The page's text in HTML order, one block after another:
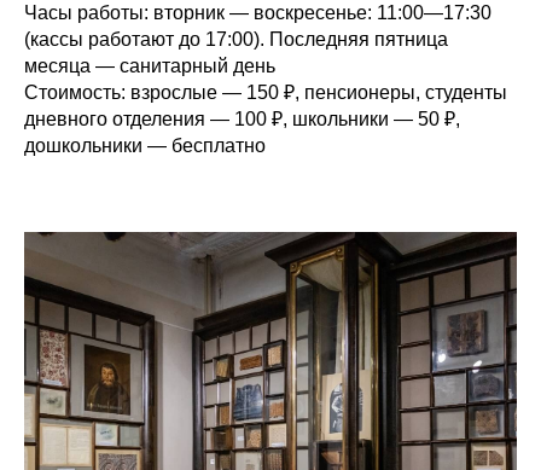
Часы работы: вторник — воскресенье: 11:00—17:30
(кассы работают до 17:00). Последняя пятница
месяца — санитарный день
Стоимость: взрослые — 150 ₽, пенсионеры, студенты
дневного отделения — 100 ₽, школьники — 50 ₽,
дошкольники — бесплатно